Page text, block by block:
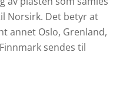
Norsirk. Det betyr at
annet Oslo, Grenland,
sendes til